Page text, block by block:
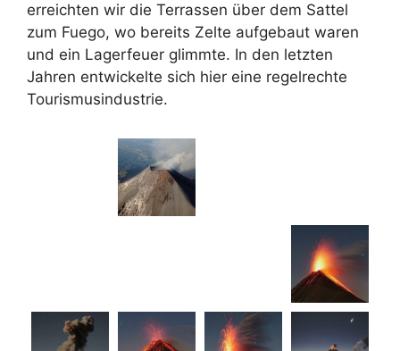
erreichten wir die Terrassen über dem Sattel
zum Fuego, wo bereits Zelte aufgebaut waren
und ein Lagerfeuer glimmte. In den letzten
Jahren entwickelte sich hier eine regelrechte
Tourismusindustrie.